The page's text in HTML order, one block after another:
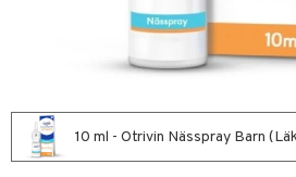
10 ml - Otrivin Nässpray Barn